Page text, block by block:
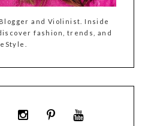
and Violinist. Inside
fashion, trends, and